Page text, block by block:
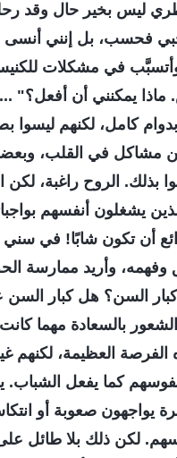
ليس بخير حال وقد
فحسب، بل إنني أنسى
وأتسبَّب في مشكلات
يمكنني أن
كامل، لكنهم ليسوا
مشاكل في القلب،
بذلك. الروح راغبة،
الذين يشغلون أنفسهم
أن تكون شابًا! في سني
وأريد ممارسة
السن؟ هل كبار السن
بالسعادة مهما
الفرصة العظيمة، لكنهم
كما يفعل الشباب.
صعوبة أو
لكن ذلك بلا طائل